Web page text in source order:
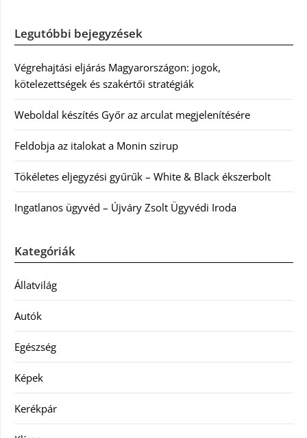
Legutóbbi bejegyzések
Végrehajtási eljárás Magyarországon: jogok,
kötelezettségek és szakértői stratégiák
Weboldal készítés Győr az arculat megjelenítésére
Feldobja az italokat a Monin szirup
Tökéletes eljegyzési gyűrűk – White & Black ékszerbolt
Ingatlanos ügyvéd – Újváry Zsolt Ügyvédi Iroda
Kategóriák
Állatvilág
Autók
Egészség
Képek
Kerékpár